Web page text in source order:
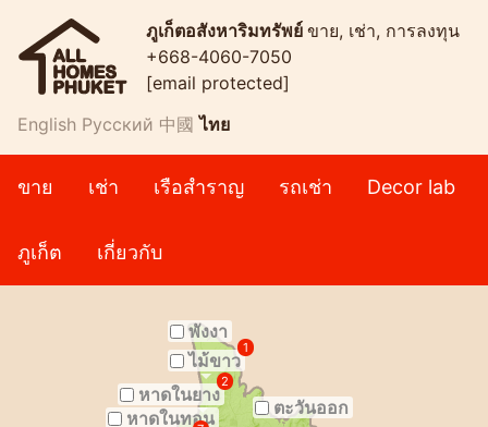
ภูเก็ตอสังหาริมทรัพย์ ขาย, เช่า, การลงทุน
+668-4060-7050
[email protected]
English Русский 中國 ไทย
ขาย เช่า เรือสำราญ รถเช่า Decor lab
ภูเก็ต เกี่ยวกับ
พังงา
ไม้ขาว
1
หาดในยาง
2
ตะวันออก
หาดในทอน